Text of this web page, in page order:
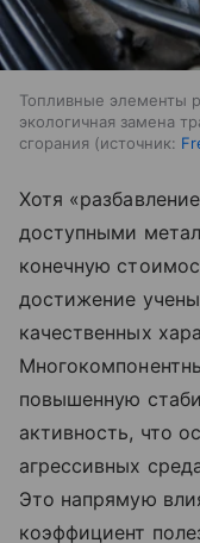
Топливные элементы
экологичная замена
сгорания
источник:
Хотя
доступными
конечную
достижение
качественных
повышенную
активность, что
агрессивных
Это напрямую
коэффициент